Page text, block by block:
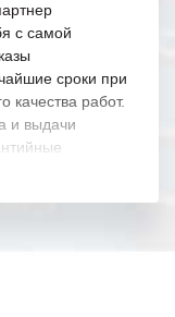
с самой
сроки при
качества работ.
и выдачи
в